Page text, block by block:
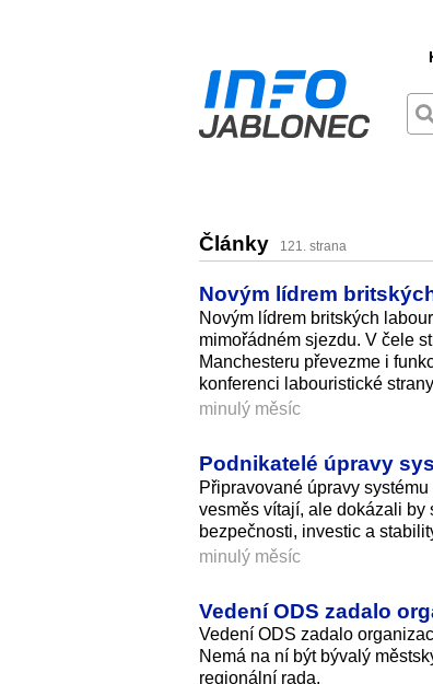
Články 121. strana
Novým lídrem
Novým lídrem britských
mimořádném sjezdu. V čele
Manchesteru převezme i
konferenci labouristické
minulý měsíc
Podnikatelé úpravy
Připravované úpravy
vesměs vítají, ale dokázali by
bezpečnosti, investic a
minulý měsíc
Vedení ODS zadalo
Vedení ODS zadalo
Nemá na ní být bývalý
regionální rada.